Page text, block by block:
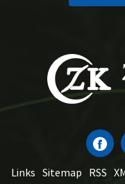
Links Sitemap RSS